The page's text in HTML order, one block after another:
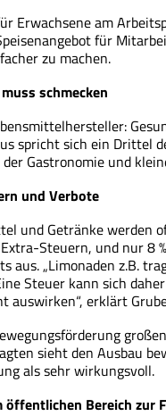
Erwachsene am
für
zu machen.
schmecken
spricht sich ein Drittel
Gastronomie und
und Verbote
und Getränke werden
Steuern, und nur 8
aus. „Limonaden z.B.
Steuer kann sich
auswirken“, erklärt
sieht den Ausbau
als sehr wirkungsvoll.
Bereich zur